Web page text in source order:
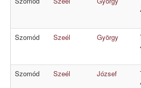
Szomód Szeél György
Szomód Szeél József